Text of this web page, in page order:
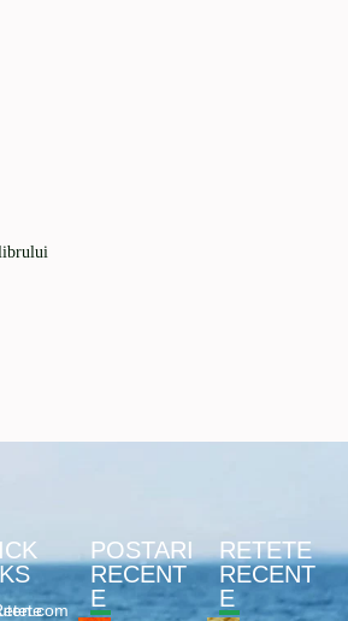
POSTARI
RECENT
E
RETETE
RECENT
E